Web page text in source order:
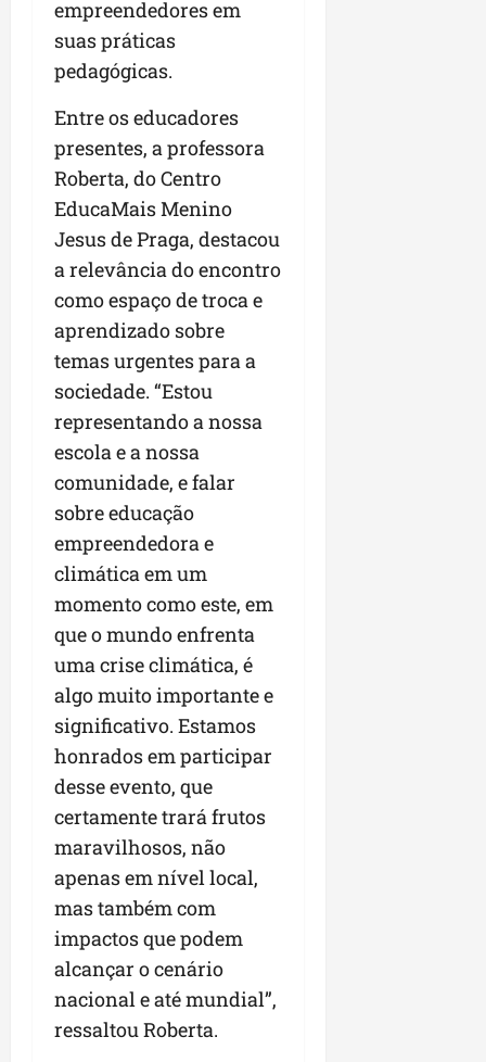
empreendedores em
suas práticas
pedagógicas.
Entre os educadores
presentes, a professora
Roberta, do Centro
EducaMais Menino
Jesus de Praga, destacou
a relevância do encontro
como espaço de troca e
aprendizado sobre
temas urgentes para a
sociedade. “Estou
representando a nossa
escola e a nossa
comunidade, e falar
sobre educação
empreendedora e
climática em um
momento como este, em
que o mundo enfrenta
uma crise climática, é
algo muito importante e
significativo. Estamos
honrados em participar
desse evento, que
certamente trará frutos
maravilhosos, não
apenas em nível local,
mas também com
impactos que podem
alcançar o cenário
nacional e até mundial”,
ressaltou Roberta.